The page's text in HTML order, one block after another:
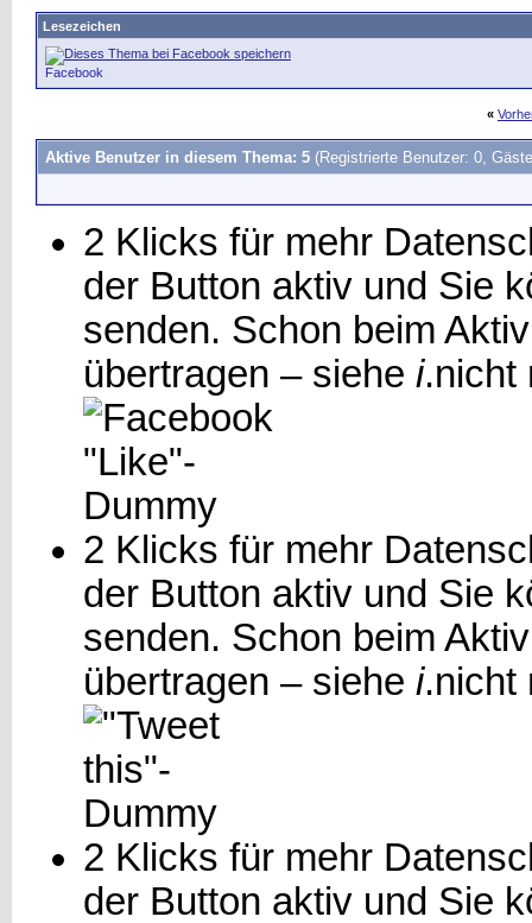
Lesezeichen
Facebook
«
Aktive Benutzer in diesem Thema: 5 (Registrierte Benutzer: 0,
2 Klicks für mehr
der Button aktiv und Sie
senden. Schon beim
übertragen – siehe i.nicht
2 Klicks für mehr
der Button aktiv und Sie
senden. Schon beim
übertragen – siehe i.nicht
2 Klicks für mehr
der Button aktiv und Sie